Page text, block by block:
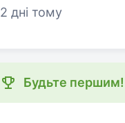
2 дні тому
Будьте першим!